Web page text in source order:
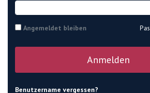
Angemeldet bleiben
Anmelden
Benutzername vergessen?